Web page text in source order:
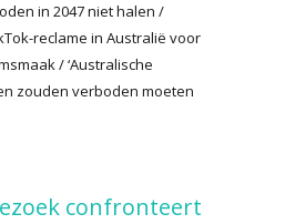
in 2047 niet halen /
reclame in Australië voor
/ ‘Australische
zouden verboden moeten
confronteert